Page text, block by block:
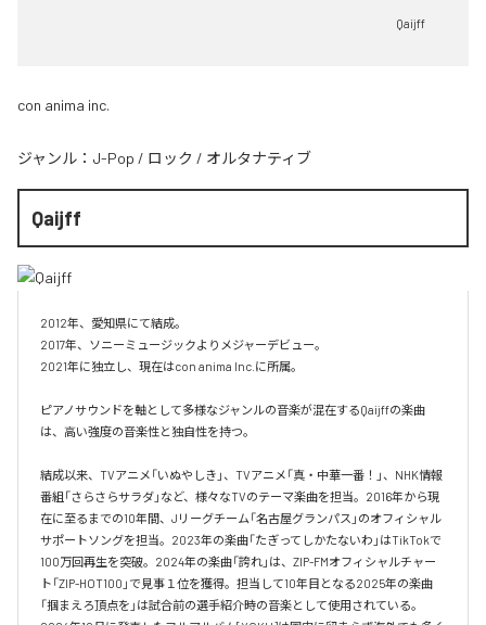
Qaijff
con anima inc.
ジャンル： J-Pop / ロック / オルタナティブ
Qaijff
2012年、愛知県にて結成。
2017年、ソニーミュージックよりメジャーデビュー。
2021年に独立し、現在はcon anima Inc.に所属。
ピアノサウンドを軸として多様なジャンルの音楽が混在するQaijffの楽曲
は、高い強度の音楽性と独自性を持つ。
結成以来、TVアニメ「いぬやしき」、TVアニメ「真・中華一番！」、NHK情報
番組「さらさらサラダ」など、様々なTVのテーマ楽曲を担当。2016年から現
在に至るまでの10年間、Jリーグチーム「名古屋グランパス」のオフィシャル
サポートソングを担当。2023年の楽曲「たぎってしかたないわ」はTikTokで
100万回再生を突破。2024年の楽曲「誇れ」は、ZIP-FMオフィシャルチャー
ト「ZIP-HOT100」で見事１位を獲得。担当して10年目となる2025年の楽曲
「掴まえろ頂点を」は試合前の選手紹介時の音楽として使用されている。